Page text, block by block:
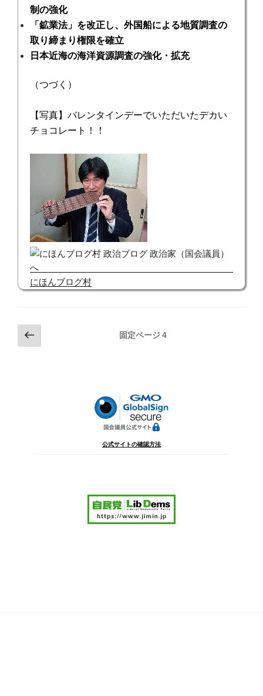
制の強化
「鉱業法」を改正し、外国船による地質調査の
取り締まり権限を確立
日本近海の海洋資源調査の強化・拡充
（つづく）
【写真】バレンタインデーでいただいたデカい
チョコレート！！
にほんブログ村
投
稿
前
の
固定ページ4
公式サイトの確認方法